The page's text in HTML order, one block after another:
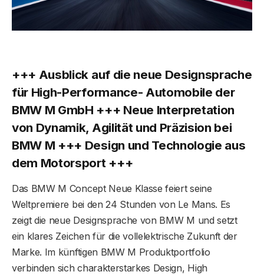
+++ Ausblick auf die neue Designsprache
für High-Performance- Automobile der
BMW M GmbH +++ Neue Interpretation
von Dynamik, Agilität und Präzision bei
BMW M +++ Design und Technologie aus
dem Motorsport +++
Das BMW M Concept Neue Klasse feiert seine
Weltpremiere bei den 24 Stunden von Le Mans. Es
zeigt die neue Designsprache von BMW M und setzt
ein klares Zeichen für die vollelektrische Zukunft der
Marke. Im künftigen BMW M Produktportfolio
verbinden sich charakterstarkes Design, High